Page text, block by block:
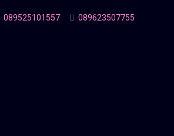
089525101557 089623507755